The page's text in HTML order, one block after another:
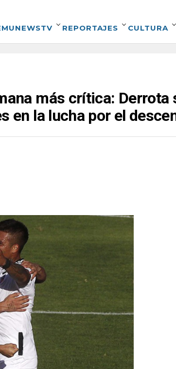
REPORTAJES CULTURA
más crítica: Derrota
en la lucha por el